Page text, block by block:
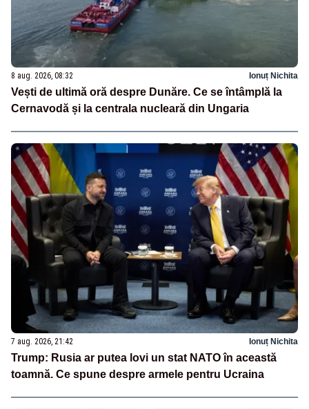
8 aug. 2026, 08:32 Ionuț Nichita
Vești de ultimă oră despre Dunăre. Ce se întâmplă la
Cernavodă și la centrala nucleară din Ungaria
7 aug. 2026, 21:42 Ionuț Nichita
Trump: Rusia ar putea lovi un stat NATO în această
toamnă. Ce spune despre armele pentru Ucraina